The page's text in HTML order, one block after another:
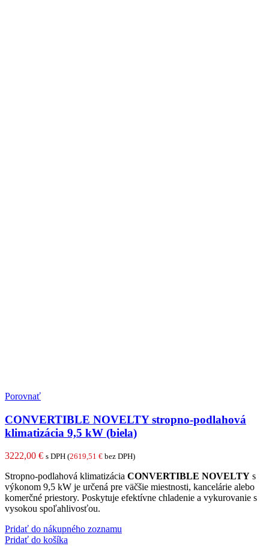
Porovnať
CONVERTIBLE NOVELTY stropno-podlahová
klimatizácia 9,5 kW (biela)
3222,00 € s DPH (2619,51 € bez DPH)
Stropno-podlahová klimatizácia CONVERTIBLE NOVELTY s
výkonom 9,5 kW je určená pre väčšie miestnosti, kancelárie alebo
komerčné priestory. Poskytuje efektívne chladenie a vykurovanie s
vysokou spoľahlivosťou.
Pridať do nákupného zoznamu
Pridať do košíka